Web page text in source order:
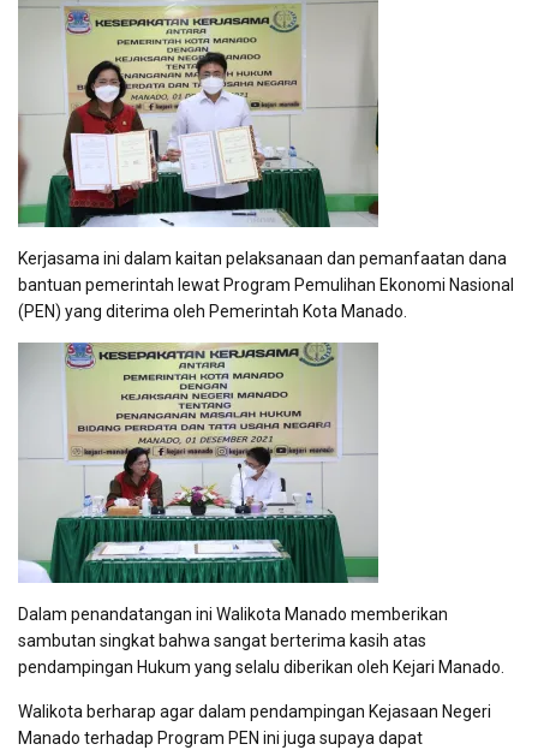
Kerjasama ini dalam kaitan pelaksanaan dan pemanfaatan dana
bantuan pemerintah lewat Program Pemulihan Ekonomi Nasional
(PEN) yang diterima oleh Pemerintah Kota Manado.
Dalam penandatangan ini Walikota Manado memberikan
sambutan singkat bahwa sangat berterima kasih atas
pendampingan Hukum yang selalu diberikan oleh Kejari Manado.
Walikota berharap agar dalam pendampingan Kejasaan Negeri
Manado terhadap Program PEN ini juga supaya dapat